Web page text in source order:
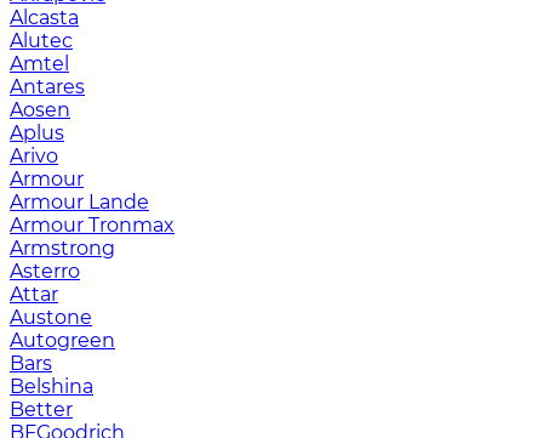
Alcasta
Alutec
Amtel
Antares
Aosen
Aplus
Arivo
Armour
Armour Lande
Armour Tronmax
Armstrong
Asterro
Attar
Austone
Autogreen
Bars
Belshina
Better
BFGoodrich